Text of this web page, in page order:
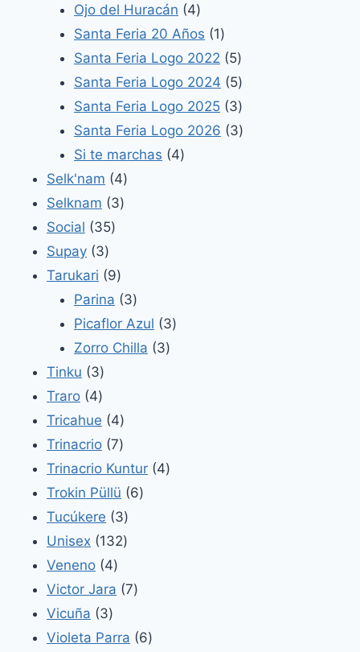
productos
Ojo del Huracán 44
productos
Santa Feria 20 Años 11
producto
Santa Feria Logo 2022 55
productos
Santa Feria Logo 2024 55
productos
Santa Feria Logo 2025 33
productos
Santa Feria Logo 2026 33
Si te marchas 44
Selk'nam 44
productos
Selknam 33
Social 3535
Supay 33
productos
Tarukari 99
productos
Parina 33
productos
Picaflor Azul 33
Zorro Chilla 33
Tinku 33
productos
Traro 44
productos
Tricahue 44
productos
Trinacrio 77
productos
Trinacrio Kuntur 44
Trokin Püllü 66
Tucúkere 33
productos
Unisex 132132
Veneno 44
productos
Victor Jara 77
Vicuña 33
productos
Violeta Parra 66